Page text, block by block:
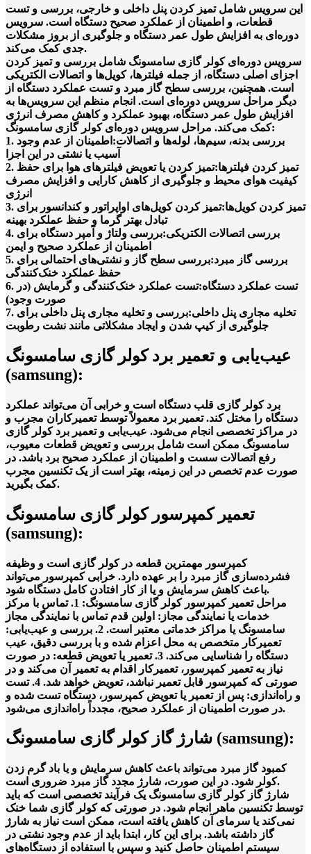
این سرویس شامل تمیز کردن پنل داخلی و خارجی، بررسی و تست
قطعات، و اطمینان از عملکرد صحیح دستگاه است. سرویس
دوره‌ای به افزایش طول عمر دستگاه و جلوگیری از بروز مشکلات
جدی کمک می‌کند.
سرویس دوره‌ای کولر گازی سامسونگ شامل بررسی و تمیز کردن
اجزای اصلی دستگاه، از جمله فیلترها، کویل‌ها و اتصالات الکتریکی
است. همچنین، بررسی سطح گاز مبرد و تست عملکرد دستگاه از
دیگر مراحل سرویس دوره‌ای است. انجام منظم این سرویس‌ها به
افزایش طول عمر دستگاه، بهبود عملکرد و کاهش مصرف انرژی
کمک می‌کند. مراحل سرویس دوره‌ای کولر گازی سامسونگ:
1. بررسی بدنه، سیم‌ها، لوله‌ها و اتصالات:اطمینان از عدم وجود
آسیب یا نشتی در این اجزا
2. تمیز کردن فیلترها:تمیز کردن یا تعویض فیلترهای هوا برای حفظ
کیفیت هوای محیط و جلوگیری از کاهش کارایی و افزایش مصرف
انرژی
3. تمیز کردن کویل‌ها:تمیز کردن کویل‌های اواپراتور و کندانسور برای
تبادل بهتر گرما و حفظ عملکرد بهینه
4. بررسی اتصالات الکتریکی:بررسی ولتاژ و آمپر دستگاه برای
اطمینان از عملکرد صحیح و ایمن
5. بررسی گاز مبرد:بررسی سطح گاز و نشتی‌های احتمالی برای
حفظ عملکرد خنک‌کنندگی
6. تست عملکرد دستگاه:تست عملکرد خنک‌کنندگی و گرمایش (در
صورت وجود)
7. تخلیه مجاری پنل داخلی:بررسی و تخلیه مجاری پنل داخلی برای
جلوگیری از کیپ شدن و ایجاد مشکلاتی مانند نشت رطوبت
عیب‌یابی و تعمیر برد کولر گازی سامسونگ
(samsung):
برد کولر گازی قلب دستگاه است و خرابی آن می‌تواند عملکرد
دستگاه را مختل کند. تعمیر برد معمولاً توسط تعمیرکاران مجرب و
در مراکز تخصصی انجام می‌شود. عیب‌یابی و تعمیر برد کولر گازی
سامسونگ ممکن است شامل بررسی و تعویض قطعات معیوب،
رفع اتصالات سست و اطمینان از عملکرد صحیح برد باشد. در
صورت عدم تخصص در این زمینه، بهتر است از یک تکنسین مجرب
کمک بگیرید.
تعمیر کمپرسور کولر گازی سامسونگ
(samsung):
کمپرسور مهمترین قطعه در کولر گازی است و وظیفه
فشرده‌سازی گاز مبرد را بر عهده دارد. خرابی کمپرسور می‌تواند
باعث کاهش سرمایش و یا از کار افتادن کامل دستگاه شود.
مراحل تعمیر کمپرسور کولر گازی سامسونگ: 1. تماس با مرکز
خدمات یا نمایندگی مجاز: اولین قدم تماس با نمایندگی مجاز
سامسونگ یا مراکز خدماتی معتبر است. 2. بررسی و عیب‌یابی:
تعمیرکار متخصص به محل اعزام شده و با بررسی دقیق، عیب
دستگاه را شناسایی می‌کند. 3. تعمیر یا تعویض قطعه: در صورت
نیاز به تعمیر کمپرسور، تعمیرکار اقدام به تعمیر آن می‌کند و در
صورتی که کمپرسور قابل تعمیر نباشد، تعویض خواهد شد. 4. تست
و راه‌اندازی: پس از تعمیر یا تعویض کمپرسور، دستگاه تست شده و
در صورت اطمینان از عملکرد صحیح، مجدداً راه‌اندازی می‌شود.
شارژ گاز کولر گازی سامسونگ (samsung):
کمبود گاز مبرد می‌تواند باعث کاهش سرمایش و یا باد گرم زدن
کولر شود. در این صورت، شارژ مجدد گاز مبرد ضروری است.
شارژ گاز کولر گازی سامسونگ یک فرآیند تخصصی است که باید
توسط تکنسین ماهر انجام شود. در صورتی که کولر گازی شما خنک
نمی‌کند یا سرمای آن کاهش یافته است، ممکن است نیاز به شارژ
گاز داشته باشد. برای این کار، ابتدا باید از عدم وجود نشتی در
سیستم اطمینان حاصل کنید و سپس با استفاده از دستگاه‌های